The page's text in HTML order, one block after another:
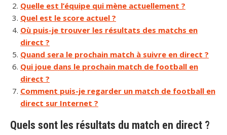
Quelle est l’équipe qui mène actuellement ?
Quel est le score actuel ?
Où puis-je trouver les résultats des matchs en
direct ?
Quand sera le prochain match à suivre en direct ?
Qui joue dans le prochain match de football en
direct ?
Comment puis-je regarder un match de football en
direct sur Internet ?
Quels sont les résultats du match en direct ?